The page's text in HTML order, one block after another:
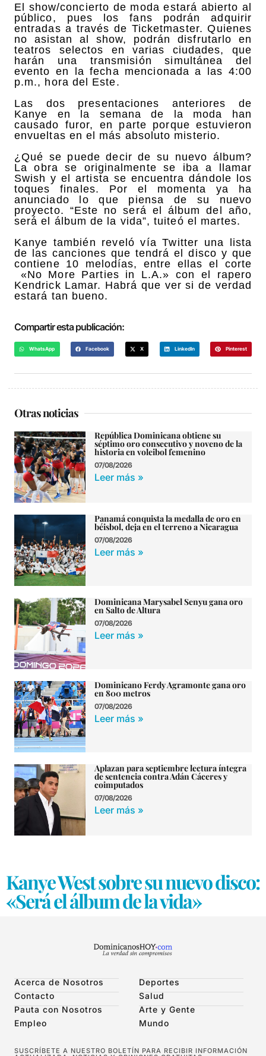
El show/concierto de moda estará abierto al
público, pues los fans podrán adquirir
entradas a través de Ticketmaster. Quienes
no asistan al show, podrán disfrutarlo en
teatros selectos en varias ciudades, que
harán una transmisión simultánea del
evento en la fecha mencionada a las 4:00
p.m., hora del Este.
Las dos presentaciones anteriores de
Kanye en la semana de la moda han
causado furor, en parte porque estuvieron
envueltas en el más absoluto misterio.
¿Qué se puede decir de su nuevo álbum?
La obra se originalmente se iba a llamar
Swish y el artista se encuentra dándole los
toques finales. Por el momenta ya ha
anunciado lo que piensa de su nuevo
proyecto. “Este no será el álbum del año,
será el álbum de la vida”, tuiteó el martes.
Kanye también reveló vía Twitter una lista
de las canciones que tendrá el disco y que
contiene 10 melodías, entre ellas el corte
«No More Parties in L.A.» con el rapero
Kendrick Lamar. Habrá que ver si de verdad
estará tan bueno.
Compartir esta publicación:
WhatsApp Facebook X LinkedIn Pinterest
Otras noticias
República Dominicana obtiene su
séptimo oro consecutivo y noveno de la
historia en voleibol femenino
07/08/2026
Leer más »
Panamá conquista la medalla de oro en
béisbol, deja en el terreno a Nicaragua
07/08/2026
Leer más »
Dominicana Marysabel Senyu gana oro
en Salto de Altura
07/08/2026
Leer más »
Dominicano Ferdy Agramonte gana oro
en 800 metros
07/08/2026
Leer más »
Aplazan para septiembre lectura íntegra
de sentencia contra Adán Cáceres y
coimputados
07/08/2026
Leer más »
Kanye West sobre su nuevo disco:
«Será el álbum de la vida»
Acerca de Nosotros
Contacto
Pauta con Nosotros
Empleo
Deportes
Salud
Arte y Gente
Mundo
SUSCRÍBETE A NUESTRO BOLETÍN PARA RECIBIR INFORMACIÓN